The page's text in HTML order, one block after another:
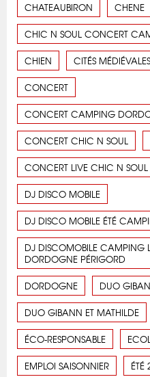
CHATEAUBIRON CHENE
CHIC N SOUL CONCERT
CHIEN CITÉS MÉDIÉVALES
CONCERT
CONCERT CAMPING
CONCERT CHIC N SOUL
CONCERT LIVE CHIC N SOUL
DJ DISCO MOBILE
DJ DISCO MOBILE ÉTÉ
DJ DISCOMOBILE CAMPING
DORDOGNE PÉRIGORD
DORDOGNE DUO
DUO GIBANN ET MATHILDE
ÉCO-RESPONSABLE
EMPLOI SAISONNIER ÉTÉ